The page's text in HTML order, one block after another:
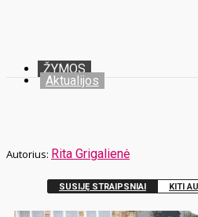
ŽYMOS
Aktualijos
Rita Grigalienė
SUSIJĘ STRAIPSNIAI KITI